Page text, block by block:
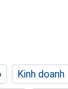
Kinh doanh